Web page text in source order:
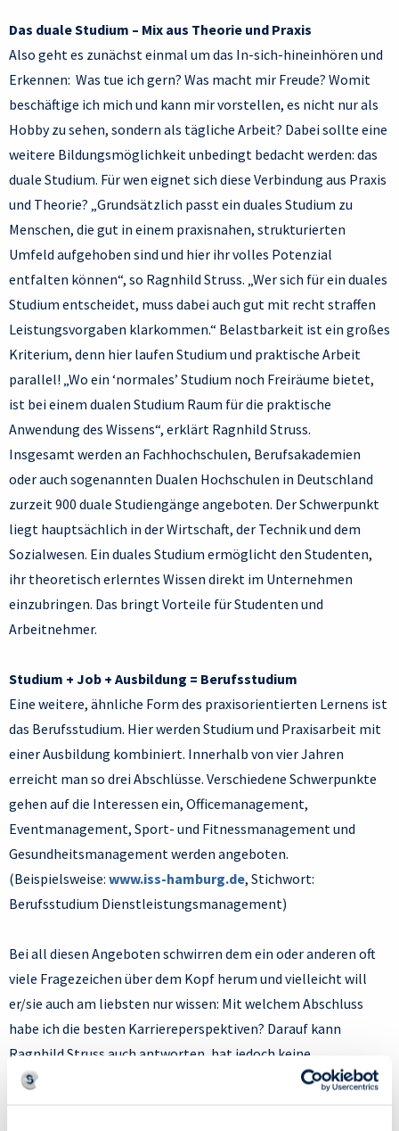
Das duale Studium – Mix aus Theorie und Praxis
Also geht es zunächst einmal um das In-sich-hineinhören und
Erkennen: Was tue ich gern? Was macht mir Freude? Womit
beschäftige ich mich und kann mir vorstellen, es nicht nur als
Hobby zu sehen, sondern als tägliche Arbeit? Dabei sollte eine
weitere Bildungsmöglichkeit unbedingt bedacht werden: das
duale Studium. Für wen eignet sich diese Verbindung aus Praxis
und Theorie? „Grundsätzlich passt ein duales Studium zu
Menschen, die gut in einem praxisnahen, strukturierten
Umfeld aufgehoben sind und hier ihr volles Potenzial
entfalten können“, so Ragnhild Struss. „Wer sich für ein duales
Studium entscheidet, muss dabei auch gut mit recht straffen
Leistungsvorgaben klarkommen.“ Belastbarkeit ist ein großes
Kriterium, denn hier laufen Studium und praktische Arbeit
parallel! „Wo ein ‘normales’ Studium noch Freiräume bietet,
ist bei einem dualen Studium Raum für die praktische
Anwendung des Wissens“, erklärt Ragnhild Struss.
Insgesamt werden an Fachhochschulen, Berufsakademien
oder auch sogenannten Dualen Hochschulen in Deutschland
zurzeit 900 duale Studiengänge angeboten. Der Schwerpunkt
liegt hauptsächlich in der Wirtschaft, der Technik und dem
Sozialwesen. Ein duales Studium ermöglicht den Studenten,
ihr theoretisch erlerntes Wissen direkt im Unternehmen
einzubringen. Das bringt Vorteile für Studenten und
Arbeitnehmer.
Studium + Job + Ausbildung = Berufsstudium
Eine weitere, ähnliche Form des praxisorientierten Lernens ist
das Berufsstudium. Hier werden Studium und Praxisarbeit mit
einer Ausbildung kombiniert. Innerhalb von vier Jahren
erreicht man so drei Abschlüsse. Verschiedene Schwerpunkte
gehen auf die Interessen ein, Officemanagement,
Eventmanagement, Sport- und Fitnessmanagement und
Gesundheitsmanagement werden angeboten.
(Beispielsweise: www.iss-hamburg.de, Stichwort:
Berufsstudium Dienstleistungsmanagement)
Bei all diesen Angeboten schwirren dem ein oder anderen oft
viele Fragezeichen über dem Kopf herum und vielleicht will
er/sie auch am liebsten nur wissen: Mit welchem Abschluss
habe ich die besten Karriereperspektiven? Darauf kann
Ragnhild Struss auch antworten, hat jedoch keine
Pauschallösung: „Diese Frage lässt sich in unseren Augen nur